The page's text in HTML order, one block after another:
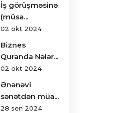
İş görüşməsinə
(müsa...
02 okt 2024
Biznes
Quranda Nələr...
02 okt 2024
Ənənəvi
sənətdən müa...
28 sen 2024